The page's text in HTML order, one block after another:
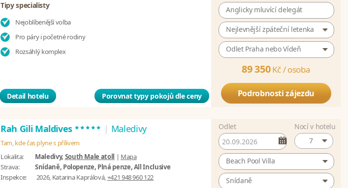
Tipy specialisty
Nejoblíbenější volba
Pro páry i početné rodiny
Rozsáhlý komplex
Detail hotelu Porovnat typy pokojů dle ceny
Anglicky mluvící delegát
Nejlevnější zpáteční letenka
Odlet Praha nebo Vídeň
89 350 Kč /osoba
Podrobnosti zájezdu
Rah Gili Maldives ***** | Maledivy
Tam, kde čas plyne s přílivem
Lokalita:
Maledivy, South Male atoll | Mapa
Strava:
Snídaně, Polopenze, Plná penze, All Inclusive
Inspekce:
2026, Katarina Kaprálová,+421 948 960 122
Odlet
Nocí v hotelu
7
Beach Pool Villa
Snídaně